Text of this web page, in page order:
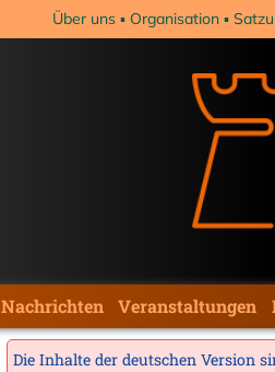
Über uns Organisation
Nachrichten Veranstaltungen
Die Inhalte der deutschen Version